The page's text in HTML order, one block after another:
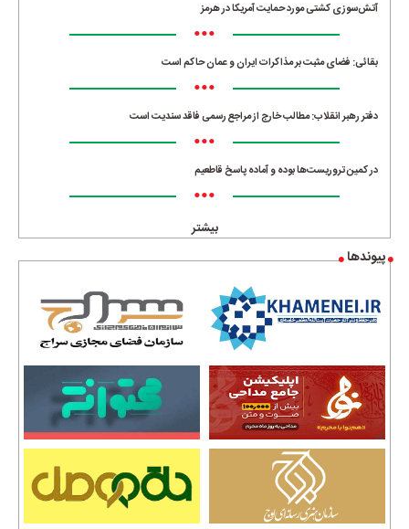
آتش‌سوزی کشتی مورد حمایت آمریکا در هرمز
•••
بقائی: فضای مثبت بر مذاکرات ایران و عمان حاکم است
•••
دفتر رهبر انقلاب: مطالب خارج از مراجع رسمی فاقد سندیت است
•••
در کمین تروریست‌ها بوده و آماده پاسخ قاطعیم
•••
بیشتر
پیوندها